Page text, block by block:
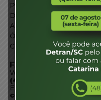
Portal de Serviços
Diário Oficial
Acesso à Informação
Órgãos do Governo
Conheça SC
FALE CONOSCO
WhatsApp:
(48) 3664-1800
E-mail: